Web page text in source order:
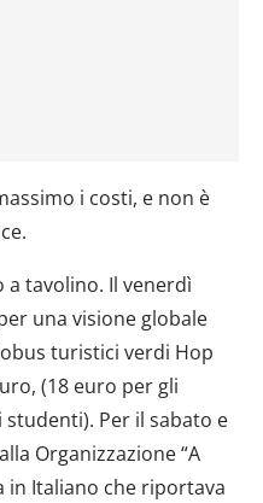
i costi, e non è
tavolino. Il venerdì
una visione globale
turistici verdi Hop
(18 euro per gli
Per il sabato e
Organizzazione “A
in Italiano che riportava